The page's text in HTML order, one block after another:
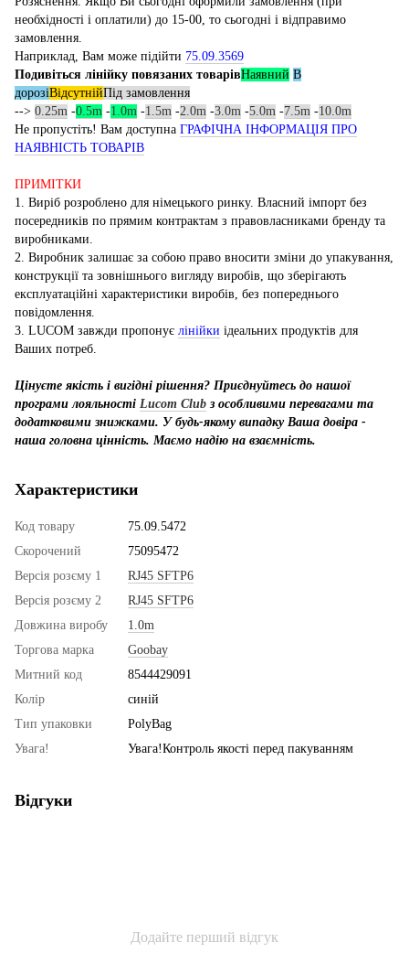
необхідності і оплатили) до 15-00, то сьогодні і відправимо
замовлення.
Наприклад, Вам може підійти 75.09.3569
Подивіться лінійку повязаних товарівНаявний В
дорозіВідсутнійПід замовлення
--> 0.25m -0.5m -1.0m -1.5m -2.0m -3.0m -5.0m -7.5m -10.0m
Не пропустіть! Вам доступна ГРАФІЧНА ІНФОРМАЦІЯ ПРО
НАЯВНІСТЬ ТОВАРІВ
ПРИМІТКИ
1. Виріб розроблено для німецького ринку. Власний імпорт без
посередників по прямим контрактам з правовласниками бренду та
виробниками.
2. Виробник залишає за собою право вносити зміни до упакування,
конструкції та зовнішнього вигляду виробів, що зберігають
експлуатаційні характеристики виробів, без попереднього
повідомлення.
3. LUCOM завжди пропонує лінійки ідеальних продуктів для
Ваших потреб.
Цінуєте якість і вигідні рішення? Приєднуйтесь до нашої
програми лояльності Lucom Club з особливими перевагами та
додатковими знижками. У будь-якому випадку Ваша довіра -
наша головна цінність. Маємо надію на взаємність.
Характеристики
Код товару
75.09.5472
Скорочений
75095472
Версія розєму 1
RJ45 SFTP6
Версія розєму 2
RJ45 SFTP6
Довжина виробу
1.0m
Торгова марка
Goobay
Митний код
8544429091
Колір
синій
Тип упаковки
PolyBag
Увага!
Увага!Контроль якості перед пакуванням
Відгуки
Додайте перший відгук